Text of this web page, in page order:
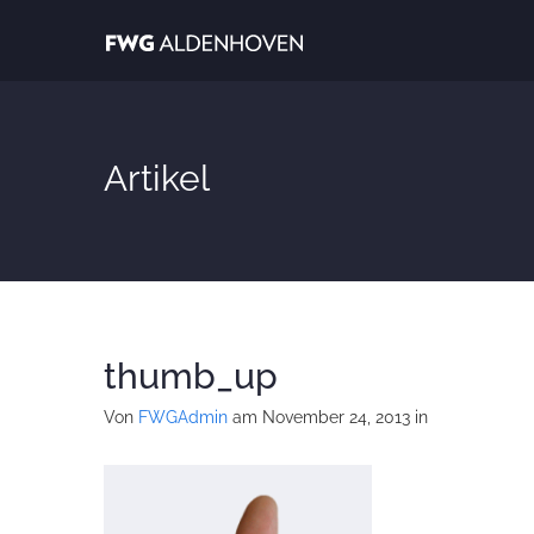
Artikel
thumb_up
Von FWGAdmin am November 24, 2013 in